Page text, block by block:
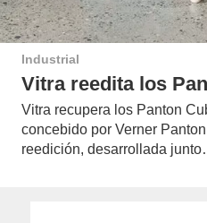
Industrial
Vitra reedita los
Vitra recupera los Panton
concebido por Verner
reedición, desarrollada